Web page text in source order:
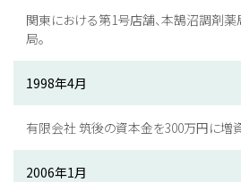
関東における第1号店舗、本鵠沼調剤
局。
1998年4月
有限会社 筑後の資本金を300万円に増
2006年1月